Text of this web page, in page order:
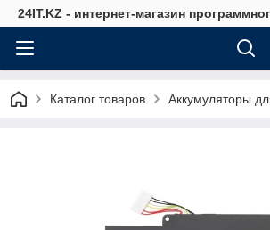
24IT.KZ - интернет-магазин
Каталог товаров Аккумуляторы